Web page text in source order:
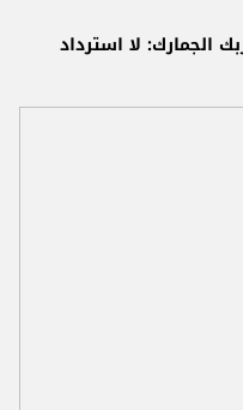
الجمارك: لا استرداد